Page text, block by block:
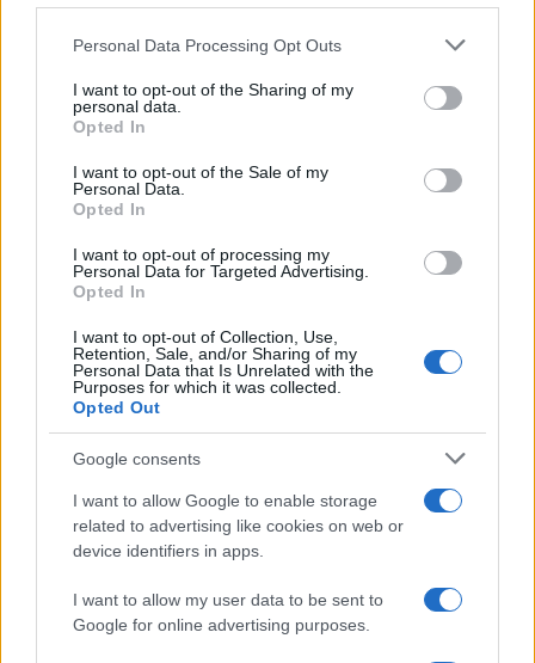
Please note that this website/app uses one or more Google
not limited to your visit or usage behaviour. You may click to
grant or deny consent to Google and its third-party tags to
use your data for below specified purposes in below Google
consent section.
Personal Data Processing Opt Outs
I want to opt-out of the Sharing of my
personal data.
Opted In
I want to opt-out of the Sale of my
Personal Data.
Opted In
I want to opt-out of processing my
Personal Data for Targeted Advertising.
Opted In
I want to opt-out of Collection, Use,
Retention, Sale, and/or Sharing of my
Personal Data that Is Unrelated with the
Purposes for which it was collected.
Opted Out
Google consents
I want to allow Google to enable storage
related to advertising like cookies on web or
device identifiers in apps.
I want to allow my user data to be sent to
Google for online advertising purposes.
Costruire carriere con fondi UE: competenze digitali,
green e deep tech
Andrea Innocenti · 5 Ago 2026
FUTURE